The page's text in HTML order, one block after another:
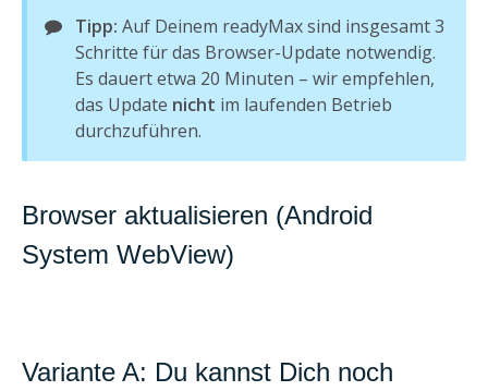
Tipp: Auf Deinem readyMax sind insgesamt 3
Schritte für das Browser-Update notwendig.
Es dauert etwa 20 Minuten – wir empfehlen,
das Update nicht im laufenden Betrieb
durchzuführen.
Browser aktualisieren (Android
System WebView)
Variante A: Du kannst Dich noch